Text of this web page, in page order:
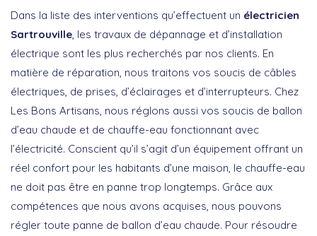
Dans la liste des interventions qu’effectuent un électricien
Sartrouville , les travaux de dépannage et d’installation
électrique sont les plus recherchés par nos clients. En
matière de réparation, nous traitons vos soucis de câbles
électriques, de prises, d’éclairages et d’interrupteurs. Chez
Les Bons Artisans, nous réglons aussi vos soucis de ballon
d’eau chaude et de chauffe-eau fonctionnant avec
l’électricité. Conscient qu’il s’agit d’un équipement offrant un
réel confort pour les habitants d’une maison, le chauffe-eau
ne doit pas être en panne trop longtemps. Grâce aux
compétences que nous avons acquises, nous pouvons
régler toute panne de ballon d’eau chaude. Pour résoudre